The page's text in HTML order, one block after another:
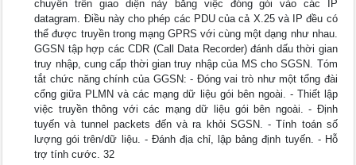
chuyển trên giao diện này bằng việc đóng gói vào các IP
datagram. Điều này cho phép các PDU của cả X.25 và IP đều có
thể được truyền trong mạng GPRS với cùng một dạng như nhau.
GGSN tập hợp các CDR (Call Data Recorder) đánh dấu thời gian
truy nhập, cung cấp thời gian truy nhập của MS cho SGSN. Tóm
tắt chức năng chính của GGSN: - Đóng vai trò như một tổng đài
cổng giữa PLMN và các mạng dữ liệu gói bên ngoài. - Thiết lập
việc truyền thông với các mạng dữ liệu gói bên ngoài. - Định
tuyến và tunnel packets đến và ra khỏi SGSN. - Tính toán số
lượng gói trên/dữ liệu. - Đánh địa chỉ, lập bảng định tuyến. - Hỗ
trợ tính cước. 32